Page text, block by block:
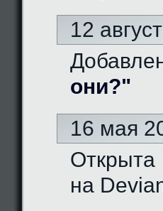
12
они?"
16 мая
на